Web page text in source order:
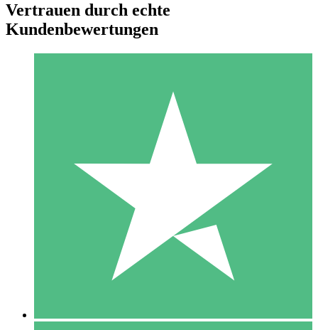
Individuelle Credit-Pakete
Zahlen Sie nach Bedarf mit Download-Credits. Keine
monatliche Verpflichtung erforderlich.
10 00
Vertrauen durch echte
Kundenbewertungen